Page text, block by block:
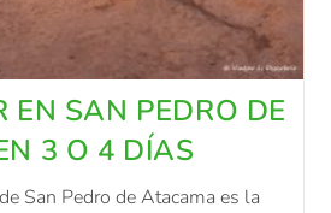
EN SAN PEDRO DE
3 O 4 DÍAS
San Pedro de Atacama es la